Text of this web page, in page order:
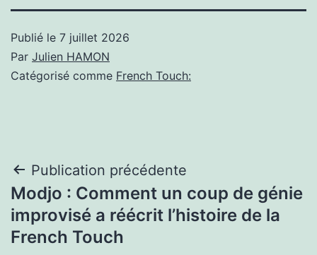
Publié le 7 juillet 2026
Par Julien HAMON
Catégorisé comme French Touch:
Navigation
de
l’article
Publication précédente
Modjo : Comment un coup de génie
improvisé a réécrit l’histoire de la
French Touch